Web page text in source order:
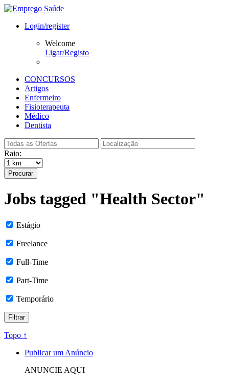
Login/register
Welcome
Ligar/Registo
CONCURSOS
Artigos
Enfermeiro
Fisioterapeuta
Médico
Dentista
Raio:
Procurar
Jobs tagged "Health Sector"
Estágio
Freelance
Full-Time
Part-Time
Temporário
Topo ↑
Publicar um Anúncio
ANUNCIE AQUI